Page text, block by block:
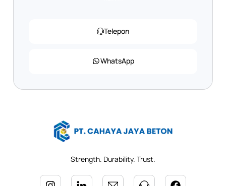
Telepon
WhatsApp
Strength. Durability. Trust.